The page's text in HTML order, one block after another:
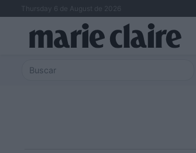
Thursday 6 de August de 2026